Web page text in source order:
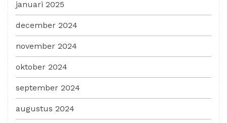
januari 2025
december 2024
november 2024
oktober 2024
september 2024
augustus 2024